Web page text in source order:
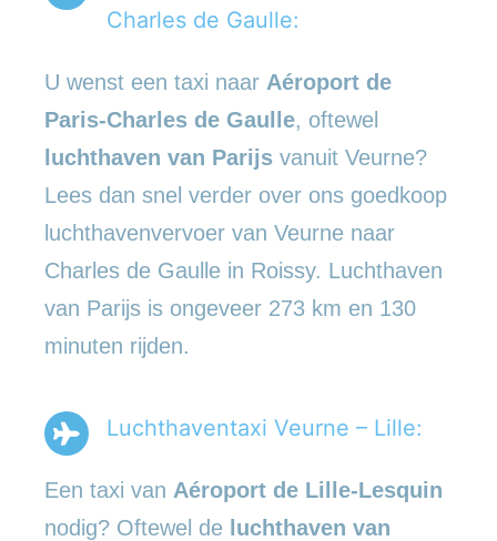
Charles de Gaulle:
U wenst een taxi naar Aéroport de
Paris-Charles de Gaulle, oftewel
luchthaven van Parijs vanuit Veurne?
Lees dan snel verder over ons goedkoop
luchthavenvervoer van Veurne naar
Charles de Gaulle in Roissy. Luchthaven
van Parijs is ongeveer 273 km en 130
minuten rijden.
Luchthaventaxi Veurne – Lille:
Een taxi van Aéroport de Lille-Lesquin
nodig? Oftewel de luchthaven van